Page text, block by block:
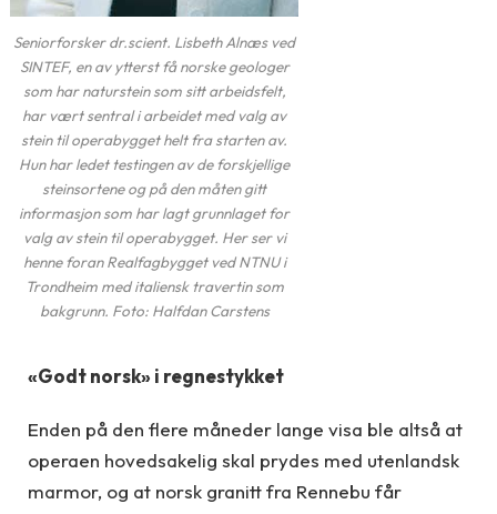
Seniorforsker dr.scient. Lisbeth Alnæs ved
SINTEF, en av ytterst få norske geologer
som har naturstein som sitt arbeidsfelt,
har vært sentral i arbeidet med valg av
stein til operabygget helt fra starten av.
Hun har ledet testingen av de forskjellige
steinsortene og på den måten gitt
informasjon som har lagt grunnlaget for
valg av stein til operabygget. Her ser vi
henne foran Realfagbygget ved NTNU i
Trondheim med italiensk travertin som
bakgrunn. Foto: Halfdan Carstens
«Godt norsk» i regnestykket
Enden på den flere måneder lange visa ble altså at
operaen hovedsakelig skal prydes med utenlandsk
marmor, og at norsk granitt fra Rennebu får